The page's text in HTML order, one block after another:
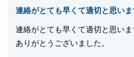
連絡がとても早くて適切と思いま
連絡がとても早くて適切と思いま
ありがとうございました。